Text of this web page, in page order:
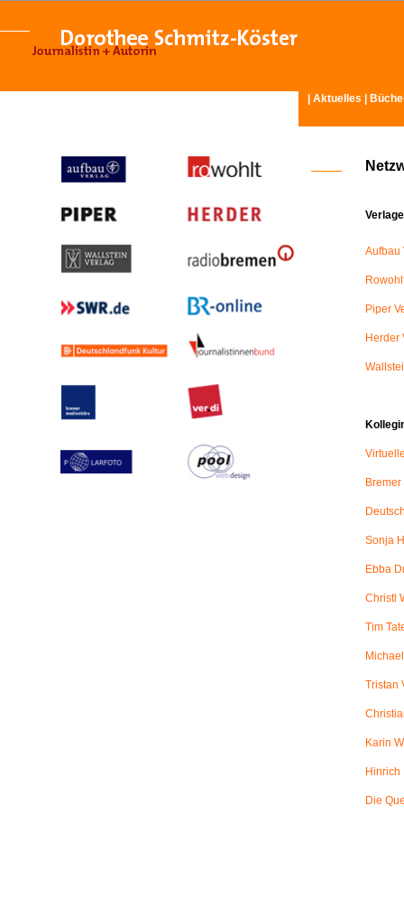
Aktuelles
Verlage
Aufbau
Piper
Herder
Sonja
Ebba
Christl
Tim
Tristan
Karin
Hinrich
Die